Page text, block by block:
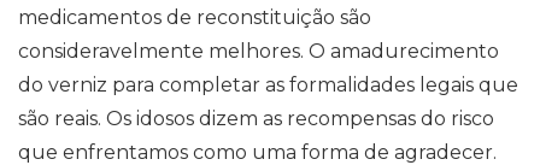
medicamentos de reconstituição são
consideravelmente melhores. O amadurecimento
do verniz para completar as formalidades legais que
são reais. Os idosos dizem as recompensas do risco
que enfrentamos como uma forma de agradecer.